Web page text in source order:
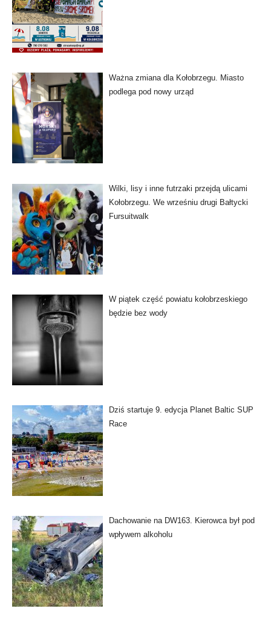
Ważna zmiana dla Kołobrzegu. Miasto
podlega pod nowy urząd
Wilki, lisy i inne futrzaki przejdą ulicami
Kołobrzegu. We wrześniu drugi Bałtycki
Fursuitwalk
W piątek część powiatu kołobrzeskiego
będzie bez wody
Dziś startuje 9. edycja Planet Baltic SUP
Race
Dachowanie na DW163. Kierowca był pod
wpływem alkoholu